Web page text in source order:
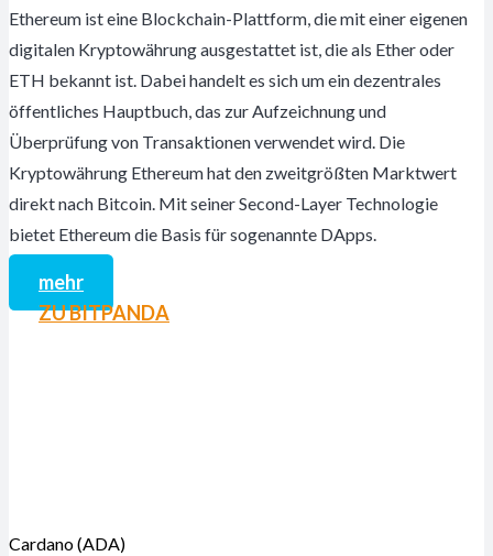
Ethereum ist eine Blockchain-Plattform, die mit einer eigenen
digitalen Kryptowährung ausgestattet ist, die als Ether oder
ETH bekannt ist. Dabei handelt es sich um ein dezentrales
öffentliches Hauptbuch, das zur Aufzeichnung und
Überprüfung von Transaktionen verwendet wird. Die
Kryptowährung Ethereum hat den zweitgrößten Marktwert
direkt nach Bitcoin. Mit seiner Second-Layer Technologie
bietet Ethereum die Basis für sogenannte DApps.
mehr
ZU BITPANDA
Cardano (ADA)